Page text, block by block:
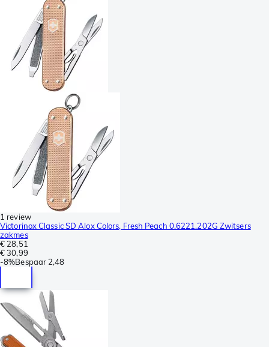
1 review
Victorinox Classic SD Alox Colors, Fresh Peach 0.6221.202G Zwitsers
zakmes
€ 28,51
€ 30,99
-8%Bespaar 2,48